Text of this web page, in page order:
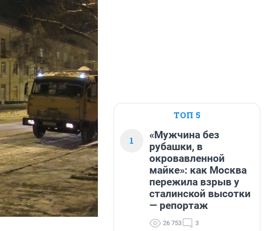
ТОП 5
1
«Мужчина без
рубашки, в
окровавленной
майке»: как Москва
пережила взрыв у
сталинской высотки
— репортаж
26 753 3